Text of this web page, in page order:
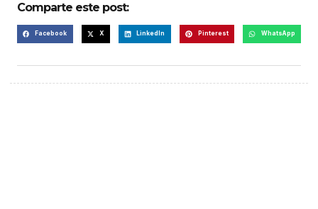
Comparte este post:
Facebook X LinkedIn Pinterest WhatsApp